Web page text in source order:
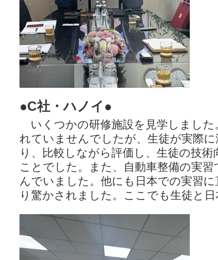
●C社・ハノイ●
いくつかの研修施設を見学しました
れていませんでしたが、生徒が実際
り、比較しながら評価し、生徒の技
ことでした。また、自動車整備の実
んでいました。他にも日本での実習
り驚かされました。ここでも生徒と